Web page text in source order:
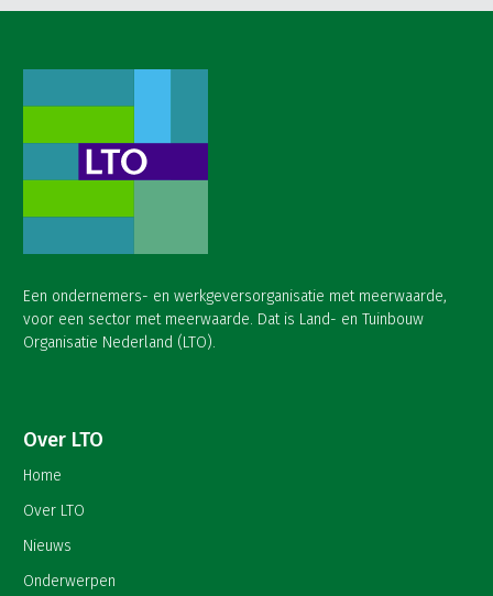
Een ondernemers- en werkgeversorganisatie met meerwaarde,
voor een sector met meerwaarde. Dat is Land- en Tuinbouw
Organisatie Nederland (LTO).
Over LTO
Home
Over LTO
Nieuws
Onderwerpen